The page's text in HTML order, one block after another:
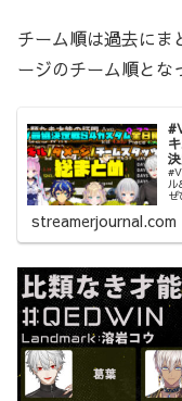
チーム順は過去にま
ージのチーム順とな
ル
ぜ
streamerjournal.com